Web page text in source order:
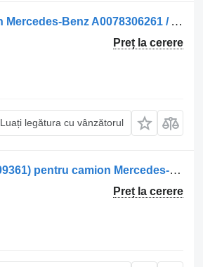
Sisteme de încălzire Incalzitor de apa pentru pentru camion Mercedes-Benz A0078306261 / A0078305561 / A0014467729
Preț la cerere
Luați legătura cu vânzătorul
Sisteme de încălzire Incalzitor de Aer A0048309361 (0048309361) pentru camion Mercedes-Benz Vehicule Mercedes
Preț la cerere